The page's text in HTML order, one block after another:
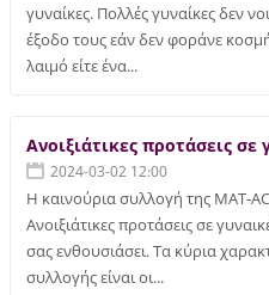
γυναίκες. Πολλές γυναίκες δεν
έξοδο τους εάν δεν φοράνε
λαιμό είτε ένα...
Ανοιξιάτικες προτάσεις
2024-03-02 12:00
Η καινούρια συλλογή της MAT-
Ανοιξιάτικες προτάσεις σε
σας ενθουσιάσει. Τα κύρια
συλλογής είναι οι...